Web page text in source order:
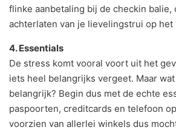
flinke aanbetaling bij de checkin balie,
achterlaten van je lievelingstrui op het
4. Essentials
De stress komt vooral voort uit het
iets heel belangrijks vergeet. Maar
belangrijk? Begin dus met de echte
paspoorten, creditcards en telefoon
voorzien van allerlei winkels dus